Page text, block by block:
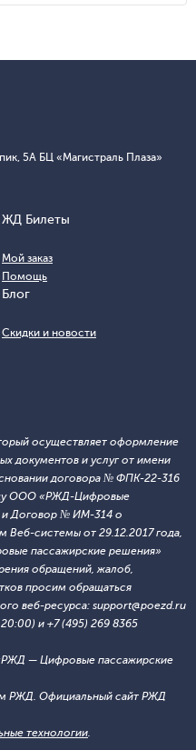
5А БЦ «Магистраль Плаза»
ЖД Билеты
Мой заказ
Помощь
Блог
Скидки и новости
осуществляет оформление
документов и услуг от имени
договора № ФПК-22-316
ООО «РЖД-Цифровые
и Договор № ИМ-314 о
Веб-системы от 29.12.2017 года,
пассажирские решения»
обращений, жалоб,
просим обращаться
веб-ресурса: support@poezd.ru
и +7 (495) 269 8365
— Цифровые пассажирские
РЖД. Официальный сайт РЖД
технологии.